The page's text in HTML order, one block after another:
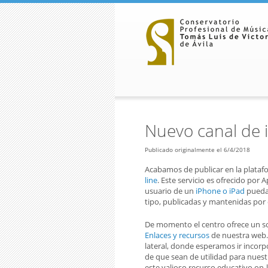
Pasar al contenido principal
Nuevo canal
Publicado originalmente el 6/4/2018
Acabamos de publicar en la
line. Este servicio es ofrecido por
usuario de un iPhone o iPad
tipo, publicadas y mantenidas
De momento el centro ofrece un
Enlaces y recursosde nuestra
lateral, donde esperamos ir
de que sean de utilidad para